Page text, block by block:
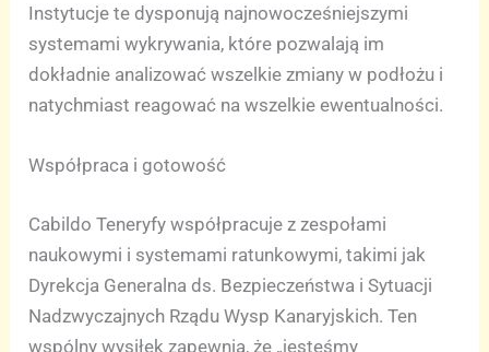
Instytucje te dysponują najnowocześniejszymi
systemami wykrywania, które pozwalają im
dokładnie analizować wszelkie zmiany w podłożu i
natychmiast reagować na wszelkie ewentualności.
Współpraca i gotowość
Cabildo Teneryfy współpracuje z zespołami
naukowymi i systemami ratunkowymi, takimi jak
Dyrekcja Generalna ds. Bezpieczeństwa i Sytuacji
Nadzwyczajnych Rządu Wysp Kanaryjskich. Ten
wspólny wysiłek zapewnia, że „jesteśmy